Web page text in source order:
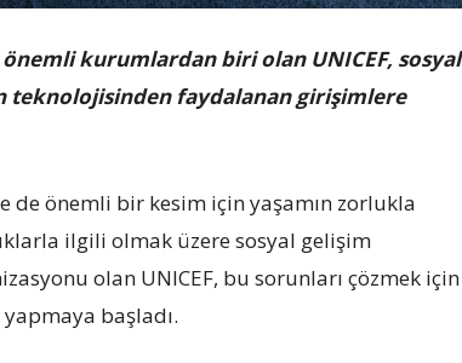
kurumlardan biri olan UNICEF, sosyal
teknolojisinden faydalanan girişimlere
de önemli bir kesim için yaşamın zorlukla
ilgili olmak üzere sosyal gelişim
olan UNICEF, bu sorunları çözmek için
başladı.